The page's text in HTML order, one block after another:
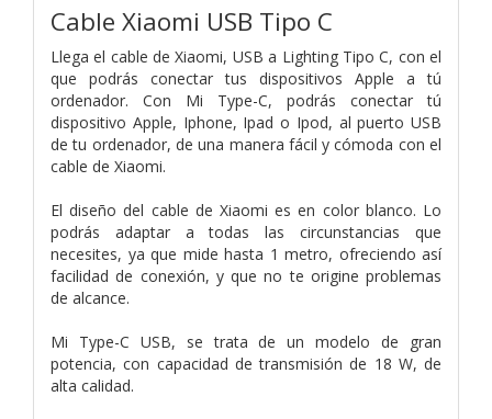
Cable Xiaomi USB Tipo C
Llega el cable de Xiaomi, USB a Lighting Tipo C, con el
que podrás conectar tus dispositivos Apple a tú
ordenador. Con Mi Type-C, podrás conectar tú
dispositivo Apple, Iphone, Ipad o Ipod, al puerto USB
de tu ordenador, de una manera fácil y cómoda con el
cable de Xiaomi.
El diseño del cable de Xiaomi es en color blanco. Lo
podrás adaptar a todas las circunstancias que
necesites, ya que mide hasta 1 metro, ofreciendo así
facilidad de conexión, y que no te origine problemas
de alcance.
Mi Type-C USB, se trata de un modelo de gran
potencia, con capacidad de transmisión de 18 W, de
alta calidad.